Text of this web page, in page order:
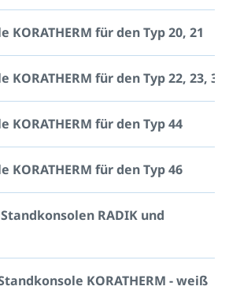
KORATHERM für den Typ 20, 21
für den Typ 22, 23, 33
KORATHERM für den Typ 44
KORATHERM für den Typ 46
RADIK und
KORATHERM - weiß